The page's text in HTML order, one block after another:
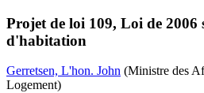
Projet de loi 109, Loi de 2006
d'habitation
Gerretsen, L'hon. John (Ministre des
Logement)